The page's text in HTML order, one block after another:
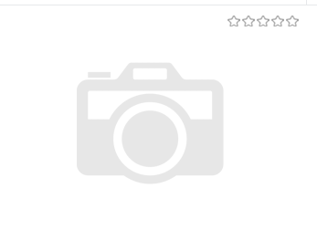
Купить в 1 клик
Сравнение
Под заказ